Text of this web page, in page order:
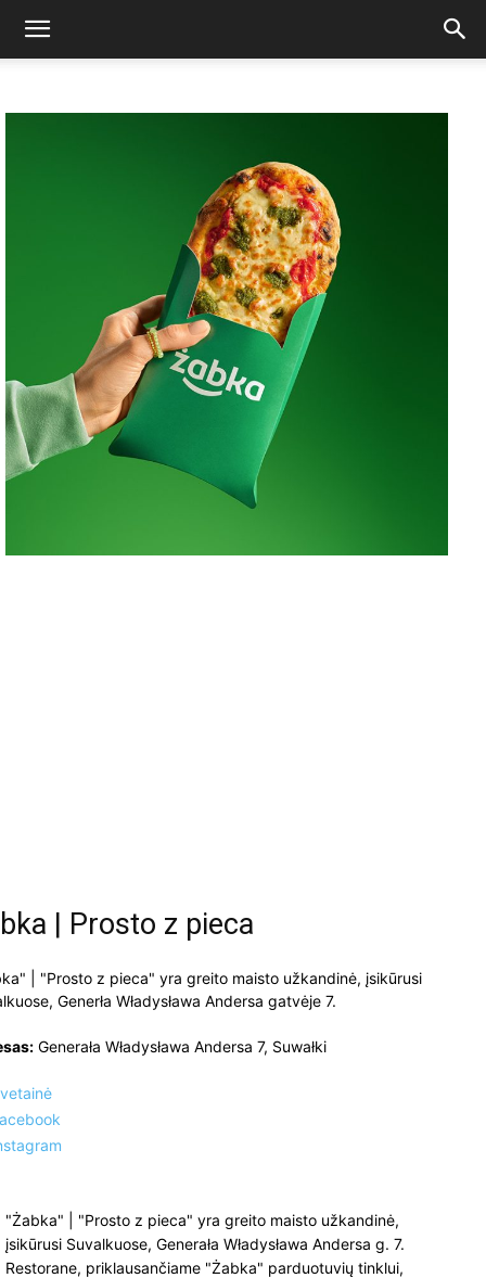
| Prosto z pieca
| "Prosto z pieca" yra greito maisto užkandinė, įsikūrusi
Generła Władysława Andersa gatvėje 7.
Generała Władysława Andersa 7, Suwałki
"Żabka" | "Prosto z pieca" yra greito maisto užkandinė,
įsikūrusi Suvalkuose, Generała Władysława Andersa g. 7.
Restorane, priklausančiame "Żabka" parduotuvių tinklui,